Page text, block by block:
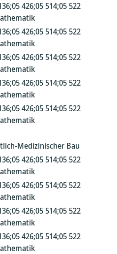
426;05 514;05 522
426;05 514;05 522
426;05 514;05 522
426;05 514;05 522
426;05 514;05 522
Medizinischer Bau
426;05 514;05 522
426;05 514;05 522
426;05 514;05 522
426;05 514;05 522